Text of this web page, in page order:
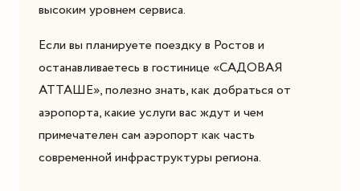
высоким уровнем сервиса.
Если вы планируете поездку в Ростов и
останавливаетесь в гостинице «САДОВАЯ
АТТАШЕ», полезно знать, как добраться от
аэропорта, какие услуги вас ждут и чем
примечателен сам аэропорт как часть
современной инфраструктуры региона.